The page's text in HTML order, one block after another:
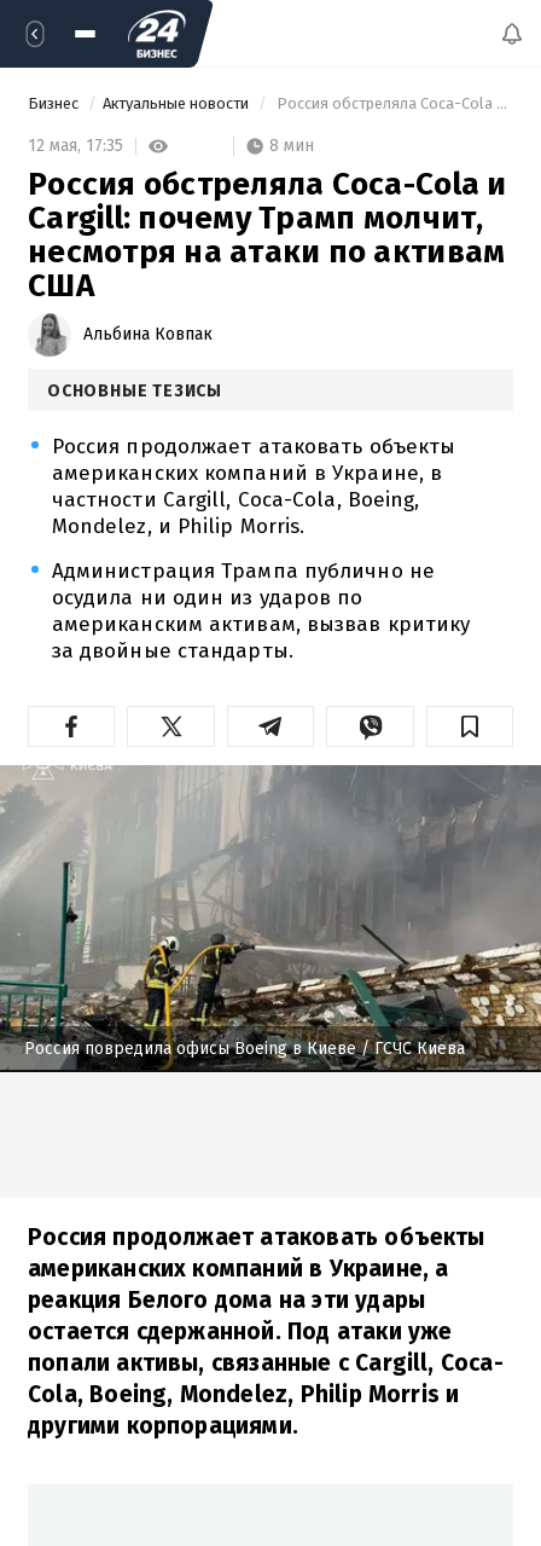
Бизнес Актуальные новости Россия обстреляла Coca-Cola и Cargill: почему Трамп молчит, несмотря на атаки по активам США
12 мая, 17:35 8 мин
Россия обстреляла Coca-Cola и
Cargill: почему Трамп молчит,
несмотря на атаки по активам
США
Альбина Ковпак
ОСНОВНЫЕ ТЕЗИСЫ
Россия продолжает атаковать объекты
американских компаний в Украине, в
частности Cargill, Coca-Cola, Boeing,
Mondelez, и Philip Morris.
Администрация Трампа публично не
осудила ни один из ударов по
американским активам, вызвав критику
за двойные стандарты.
Россия повредила офисы Boeing в Киеве/ ГСЧС Киева
Россия продолжает атаковать объекты
американских компаний в Украине, а
реакция Белого дома на эти удары
остается сдержанной. Под атаки уже
попали активы, связанные с Cargill, Coca-
Cola, Boeing, Mondelez, Philip Morris и
другими корпорациями.